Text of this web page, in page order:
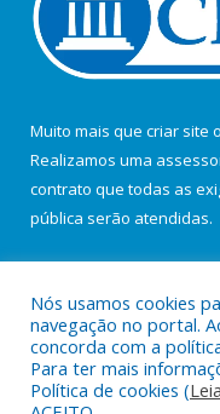
Muito mais que criar site
Realizamos uma
contrato que todas as
pública serão atendidas.
Todos os direitos
Nós usamos cookies
navegação no portal.
concorda com a
Para ter mais
Política de cookies (